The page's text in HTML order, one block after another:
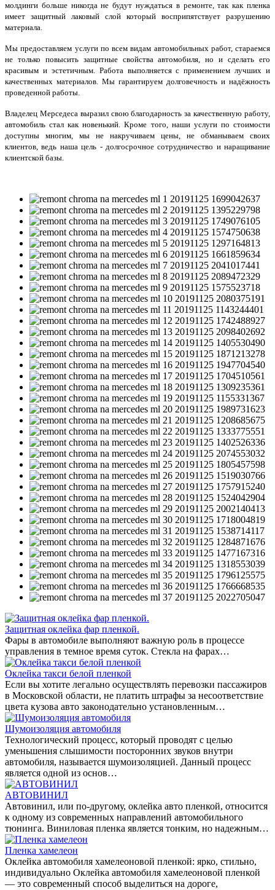
молдинги больше никогда не будут нуждаться в ремонте, так как пленка
имеет защитный лаковый слой который восприпятствует разрушению
материала.
Мы предоставляем услуги по всем видам автомобильных работ, стараемся
не только повысить защитные свойства автомобиля, но и сделать его
красивым и эстетичным. Работа выполняется с применением лучших и
качественных материалов. Мы гарантируем долговечность и надёжность
проведенной работы.
Владелец Мерседеса выразил свою благодарность за качественную работу,
автомобиль стал как новенький. Кроме того, наши услуги по стоимости
доступны многим, мы не накручиваем цены, не обманываем своих
клиентов, ведь наша цель - долгосрочное сотрудничество и наращивание
клиентской базы.
Защитная оклейка фар пленкой.
Фары в автомобиле выполняют важную роль в процессе
управления в темное время суток. Стекла на фарах…
Оклейка такси белой пленкой
Если вы хотите легально осуществлять перевозки пассажиров
в Московской области, не платить штрафы за несоответствие
цвета кузова авто законодательно установленным…
Шумоизоляция автомобиля
Технологический процесс, который проводят с целью
уменьшения слышимости посторонних звуков внутри
автомобиля, называется шумоизоляцией. Данный процесс
является одной из основ…
АВТОВИНИЛ
Автовинил, или по-другому, оклейка авто пленкой, относится
к одному из современных направлений автомобильного
тюнинга. Виниловая пленка является тонким, но надежным…
Пленка хамелеон
Оклейка автомобиля хамелеоновой пленкой: ярко, стильно,
индивидуально Оклейка автомобиля хамелеоновой пленкой
— это современный способ выделиться на дороге,